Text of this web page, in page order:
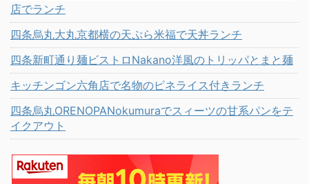
店でランチ
四条烏丸大丸京都横の天ぷら米福で天丼ランチ
四条新町通り麺ビストロNakano洋風のトリッパとまと麺
キッチンゴン六角店で名物のピネライス付きランチ
四条烏丸ORENOPANokumuraでスィーツの甘系パンをテ
イクアウト